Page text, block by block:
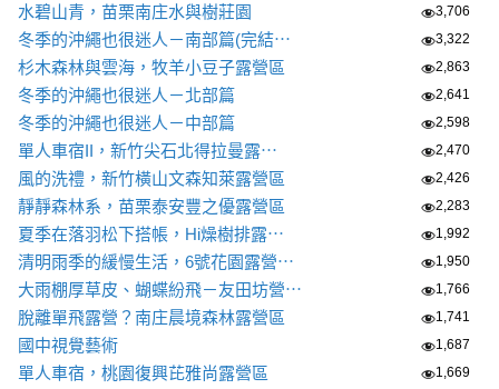
水碧山青，苗栗南庄水與樹莊園 3,706
冬季的沖繩也很迷人－南部篇(完結⋯ 3,322
杉木森林與雲海，牧羊小豆子露營區 2,863
冬季的沖繩也很迷人－北部篇 2,641
冬季的沖繩也很迷人－中部篇 2,598
單人車宿II，新竹尖石北得拉曼露⋯ 2,470
風的洗禮，新竹橫山文森知萊露營區 2,426
靜靜森林系，苗栗泰安豐之優露營區 2,283
夏季在落羽松下搭帳，Hi燥樹排露⋯ 1,992
清明雨季的緩慢生活，6號花園露營⋯ 1,950
大雨棚厚草皮、蝴蝶紛飛－友田坊營⋯ 1,766
脫離單飛露營？南庄晨境森林露營區 1,741
國中視覺藝術 1,687
單人車宿，桃園復興芘雅尚露營區 1,669